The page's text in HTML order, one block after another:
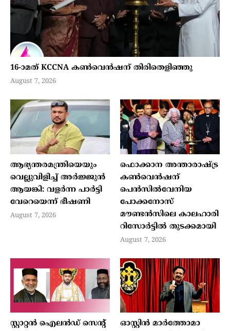
16-ാമത് KCCNA കൺവെൻഷന് തിരിതെളിഞ്ഞു
August 7, 2026
ആഭ്യന്തരമന്ത്രിയെയും
വെല്ലുവിളിച്ച് അര്‍ജ്ജുന്‍
ആയങ്കി: വളര്‍ന്ന പാര്‍ട്ടി
വേറെയെന്ന് ഭീഷണി
August 7, 2026
ഫൊക്കാന അന്താരാഷ്ട്ര
കൺവെൻഷന്
പെൻസിൽവേനിയ
പോക്കനോസ്
മൗണ്ടൻസിലെ കാലഹാരി
റിസോർട്ടിൽ തുടക്കമായി
August 7, 2026
സ്റ്റാറ്റന്‍ ഐലന്‍ഡ് സെന്റ്
ഓസ്റ്റിൻ മാർത്തോമാ